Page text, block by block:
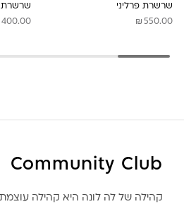
שרשרת פרליני
₪ 550.00
שרשרת
400.00
Community Club
קהילה של לה לונה היא קהילה